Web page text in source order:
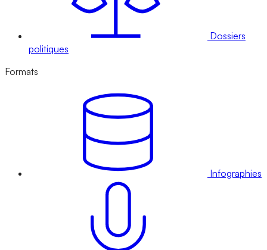
Dossiers
politiques
Formats
Infographies